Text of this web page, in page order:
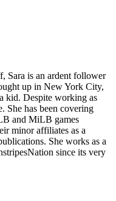
Sara is an ardent follower
up in New York City,
kid. Despite working as
She has been covering
and MiLB games
minor affiliates as a
She works as a
since its very